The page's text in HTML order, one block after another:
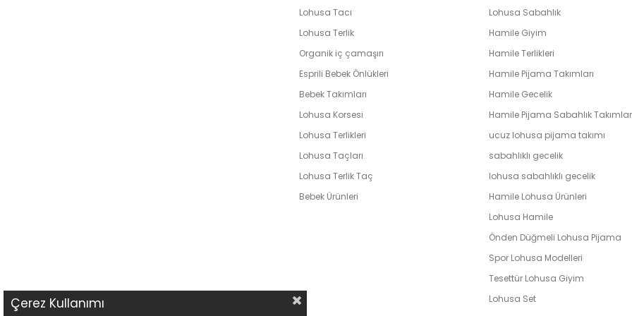
Lohusa Tacı
Lohusa Terlik
Organik iç çamaşırı
Esprili Bebek Önlükleri
Bebek Takımları
Lohusa Korsesi
Lohusa Terlikleri
Lohusa Taçları
Lohusa Terlik Taç
Bebek Ürünleri
Lohusa Sabahlık
Hamile Giyim
Hamile Terlikleri
Hamile Pijama Takımları
Hamile Gecelik
Hamile Pijama Sabahlık
ucuz lohusa pijama takımı
sabahlıklı gecelik
lohusa sabahlıklı gecelik
Hamile Lohusa Ürünleri
Lohusa Hamile
Önden Düğmeli Lohusa Pijama
Spor Lohusa Modelleri
Tesettür Lohusa Giyim
Lohusa Set
Çerez Kullanımı